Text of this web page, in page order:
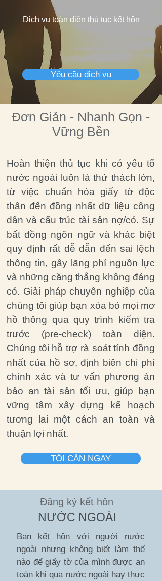
Dịch vụ toàn diện thủ tục kết hôn
Yêu cầu dịch vụ
Đơn Giản - Nhanh Gọn -
Vững Bền
Hoàn thiện thủ tục khi có yếu tố
nước ngoài luôn là thử thách lớn,
từ việc chuẩn hóa giấy tờ độc
thân đến đồng nhất dữ liệu công
dân và cấu trúc tài sản nợ/có. Sự
bất đồng ngôn ngữ và khác biệt
quy định rất dễ dẫn đến sai lệch
thông tin, gây lãng phí nguồn lực
và những căng thẳng không đáng
có. Giải pháp chuyên nghiệp của
chúng tôi giúp bạn xóa bỏ mọi mơ
hồ thông qua quy trình kiểm tra
trước (pre-check) toàn diện.
Chúng tôi hỗ trợ rà soát tính đồng
nhất của hồ sơ, định biên chi phí
chính xác và tư vấn phương án
bảo an tài sản tối ưu, giúp bạn
vững tâm xây dựng kế hoạch
tương lai một cách an toàn và
thuận lợi nhất.
TÔI CẦN NGAY
Đăng ký kết hôn
NƯỚC NGOÀI
Ban kết hôn với người nước
ngoài nhưng không biết làm thế
nào để giấy tờ của mình được an
toàn khi qua nước ngoài hay thực